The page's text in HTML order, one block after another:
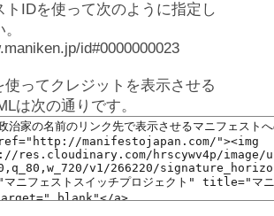
トIDを使って次のように指定し
id#0000000023
使ってクレジットを表示させる
は次の通りです。